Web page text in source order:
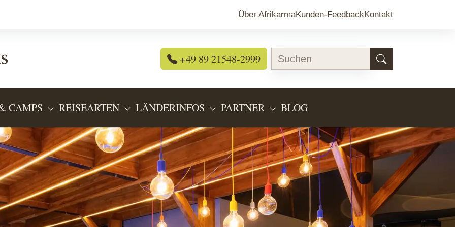
Über AfrikarmaKunden-FeedbackKontakt
+49 89 21548-2999
"REISEANGEBOTE"
CAMPS SUBMENU FOR "LODGES & CAMPS"
REISEARTEN SUBMENU FOR "REISEARTEN"
LÄNDERINFOS SUBMENU FOR "LÄNDERINFOS"
PARTNER SUBMENU FOR "PARTNER"
BLOG